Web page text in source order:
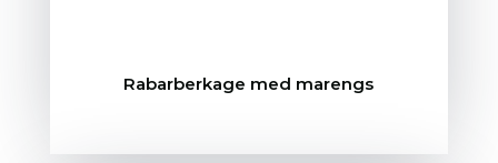
Rabarberkage med marengs